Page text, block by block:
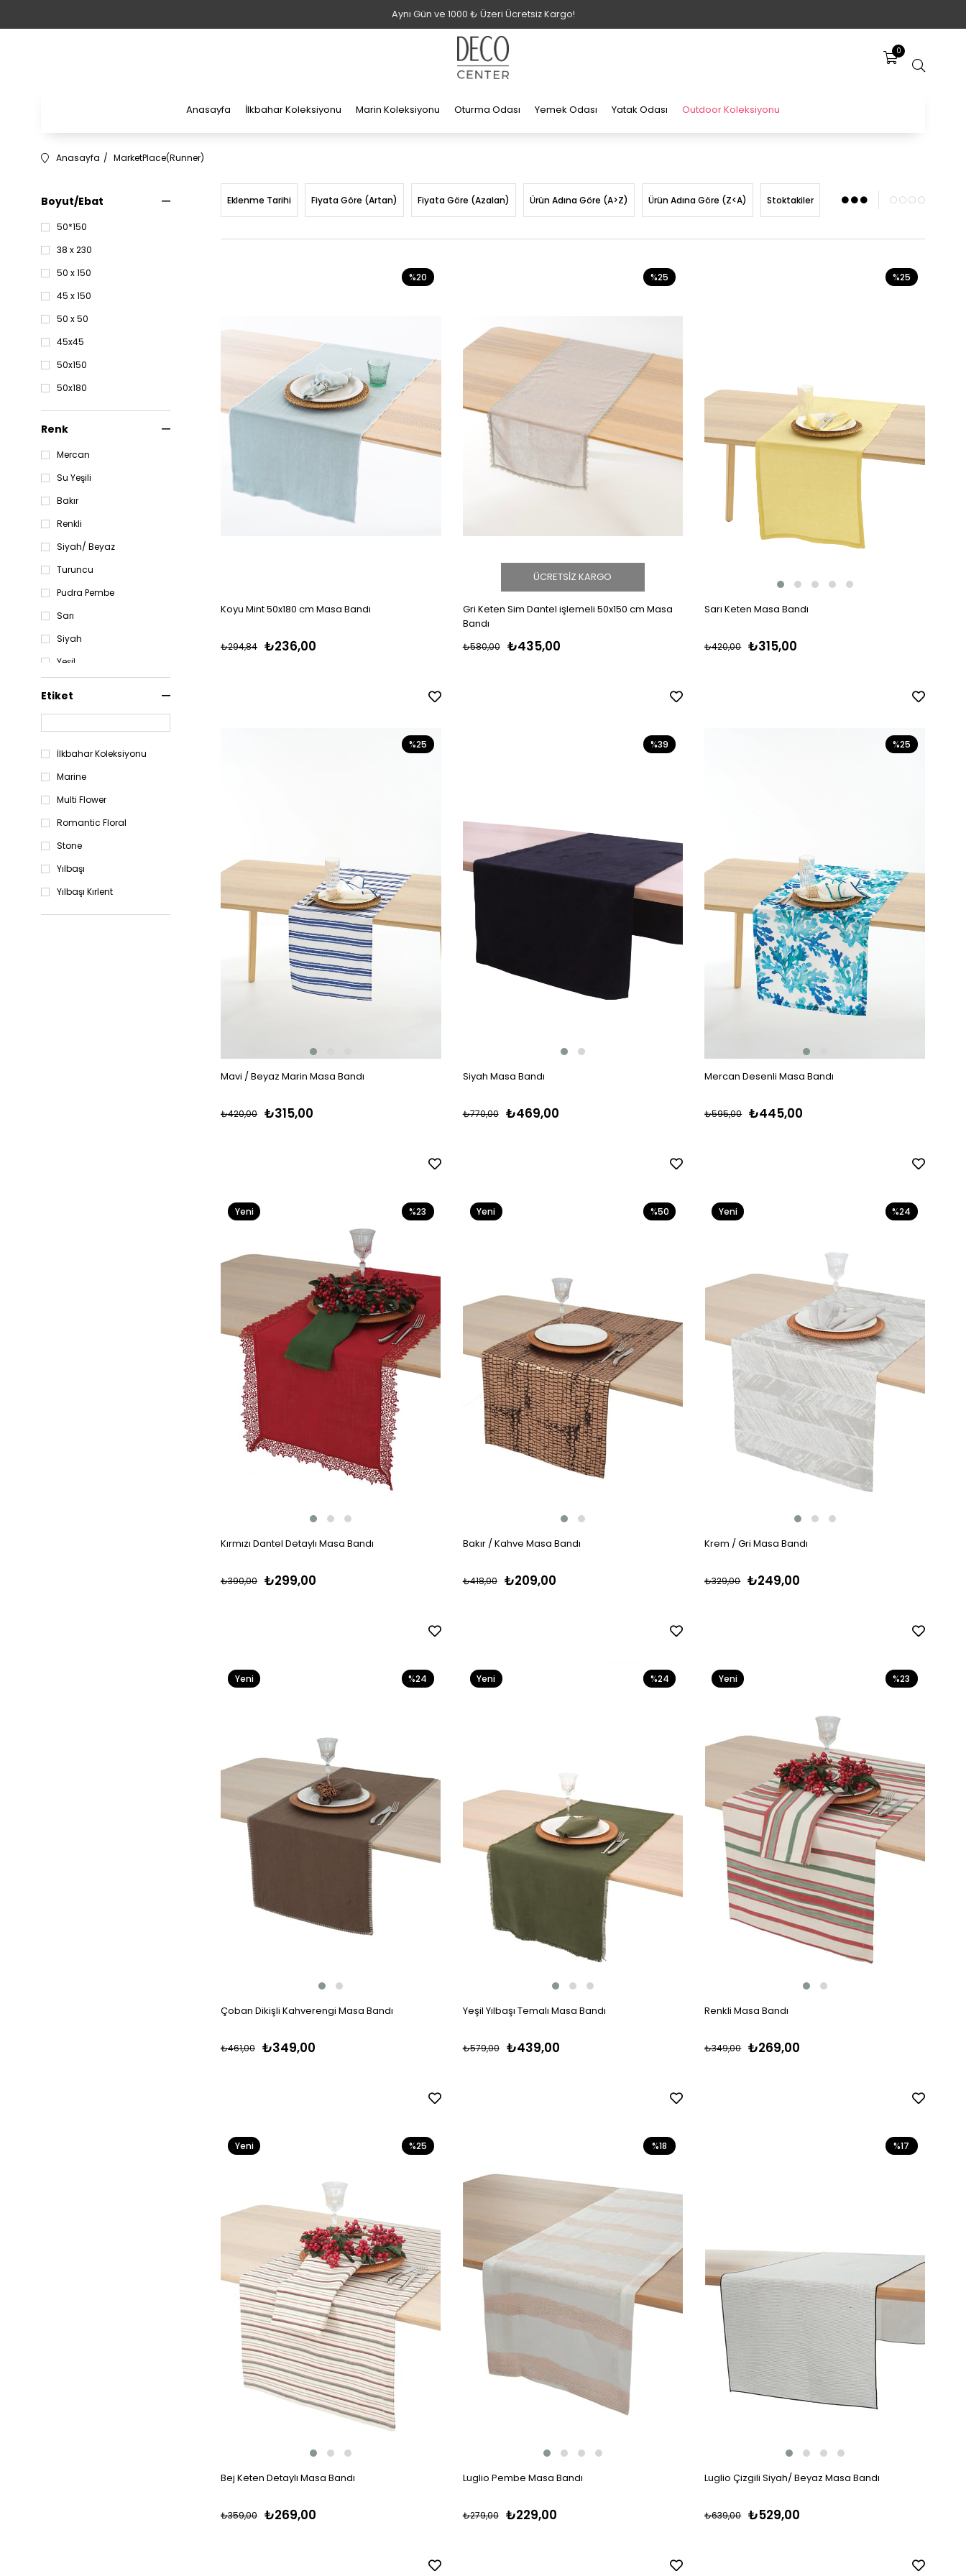
Aynı Gün ve 1000 ₺ Üzeri Ücretsiz Kargo!
0
Anasayfa İlkbahar Koleksiyonu Marin Koleksiyonu Oturma Odası Yemek Odası Yatak Odası Outdoor Koleksiyonu
Anasayfa MarketPlace(Runner)
Boyut/Ebat
50*150
38 x 230
50 x 150
45 x 150
50 x 50
45x45
50x150
50x180
Renk
Mercan
Su Yeşili
Bakır
Renkli
Siyah/ Beyaz
Turuncu
Pudra Pembe
Sarı
Siyah
Yeşil
Kahverengi
Lacivert
Pembe
Etiket
İlkbahar Koleksiyonu
Marine
Multi Flower
Romantic Floral
Stone
Yılbaşı
Yılbaşı Kırlent
Eklenme Tarihi Fiyata Göre (Artan) Fiyata Göre (Azalan) Ürün Adına Göre (A>Z) Ürün Adına Göre (Z<A) Stoktakiler
Koyu Mint 50x180 cm Masa Bandı
₺236,00
₺294,84
%20
Gri Keten Sim Dantel işlemeli 50x150 cm Masa
Bandı
₺435,00
₺580,00
%25
ÜCRETSIZ KARGO
Sarı Keten Masa Bandı
₺315,00
₺420,00
%25
Mavi / Beyaz Marin Masa Bandı
₺315,00
₺420,00
%25
Siyah Masa Bandı
₺469,00
₺770,00
%39
Mercan Desenli Masa Bandı
₺445,00
₺595,00
%25
Kırmızı Dantel Detaylı Masa Bandı
₺299,00
₺390,00
%23
Yeni
Bakır / Kahve Masa Bandı
₺209,00
₺418,00
%50
Yeni
Krem / Gri Masa Bandı
₺249,00
₺329,00
%24
Yeni
Çoban Dikişli Kahverengi Masa Bandı
₺349,00
₺461,00
%24
Yeni
Yeşil Yılbaşı Temalı Masa Bandı
₺439,00
₺579,00
%24
Yeni
Renkli Masa Bandı
₺269,00
₺349,00
%23
Yeni
Bej Keten Detaylı Masa Bandı
₺269,00
₺359,00
%25
Yeni
Luglio Pembe Masa Bandı
₺229,00
₺279,00
%18
Luglio Çizgili Siyah/ Beyaz Masa Bandı
₺529,00
₺639,00
%17